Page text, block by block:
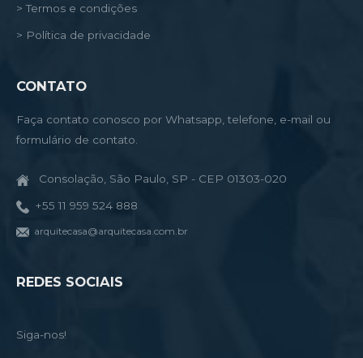
> Termos e condições
> Política de privacidade
CONTATO
Faça contato conosco por Whatsapp, telefone, e-mail ou
formulário de contato.
Consolação, São Paulo, SP - CEP 01303-020
+55 11 959 524 888
arquitecasa@arquitecasa.com.br
REDES SOCIAIS
Siga-nos!